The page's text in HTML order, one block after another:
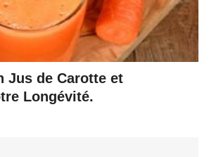
Jus de Carotte et
Longévité.